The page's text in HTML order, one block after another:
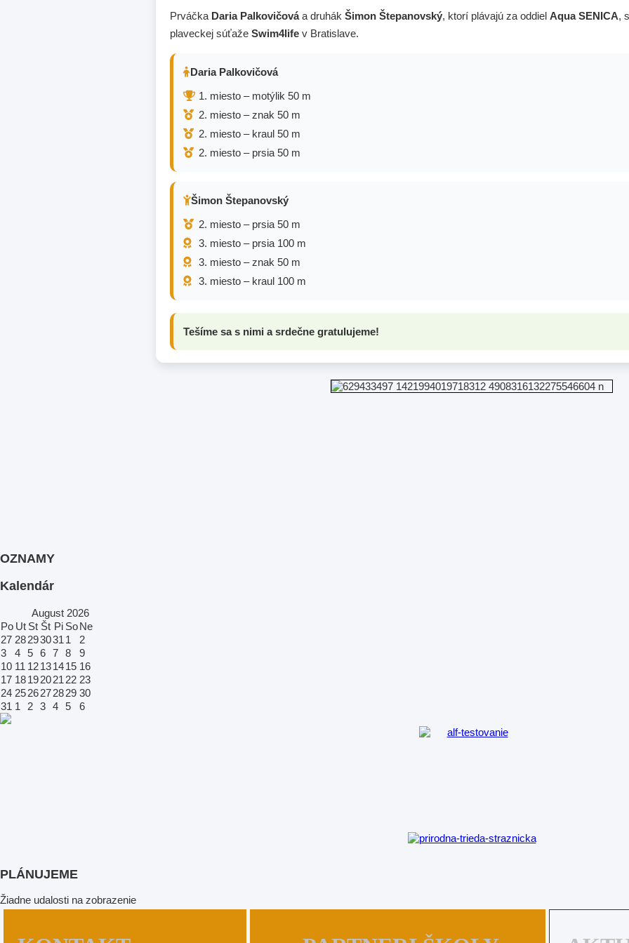
Prváčka Daria Palkovičováa druhák Šimon Štepanovský, ktorí plávajú za oddiel Aqua SENICA,
plaveckej súťaže Swim4life v Bratislave.
Daria Palkovičová
1. miesto – motýlik 50 m
2. miesto – znak 50 m
2. miesto – kraul 50 m
2. miesto – prsia 50 m
Šimon Štepanovský
2. miesto – prsia 50 m
3. miesto – prsia 100 m
3. miesto – znak 50 m
3. miesto – kraul 100 m
Tešíme sa s nimi a srdečne gratulujeme!
OZNAMY
Kalendár
August 2026
Po Ut St Št Pi SoNe
27 28293031 1
2
3
4 5 6 7 8
9
10 11 12131415 16
17 18192021 22 23
24 2526272829 30
31 1 2 3 4 5 6
PLÁNUJEME
Žiadne udalosti na zobrazenie